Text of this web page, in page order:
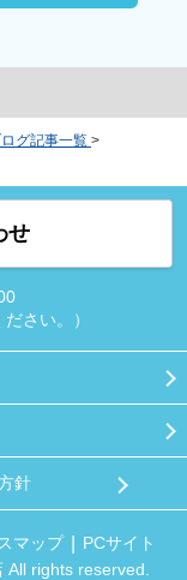
グ記事一覧 >
せ
さい。）
針
マップ
PCサイト
rights reserved.